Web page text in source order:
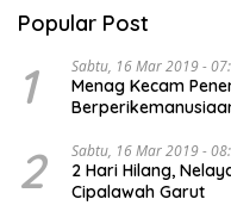
Popular Post
1 Sabtu, 16 Mar 2019 -
Menag Kecam
2 Sabtu, 16 Mar 2019 -
2 Hari Hilang,
Cipalawah Garut